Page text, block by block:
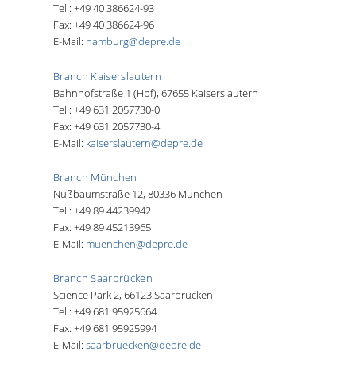
Tel.: +49 40 386624-93
Fax: +49 40 386624-96
E-Mail: hamburg@depre.de
Branch Kaiserslautern
Bahnhofstraße 1 (Hbf), 67655 Kaiserslautern
Tel.: +49 631 2057730-0
Fax: +49 631 2057730-4
E-Mail: kaiserslautern@depre.de
Branch München
Nußbaumstraße 12, 80336 München
Tel.: +49 89 44239942
Fax: +49 89 45213965
E-Mail: muenchen@depre.de
Branch Saarbrücken
Science Park 2, 66123 Saarbrücken
Tel.: +49 681 95925664
Fax: +49 681 95925994
E-Mail: saarbruecken@depre.de